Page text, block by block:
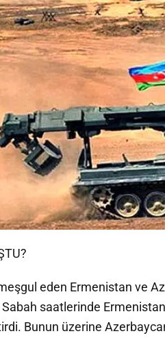
eden Ermenistan ve
Sabah saatlerinde
Bunun üzerine